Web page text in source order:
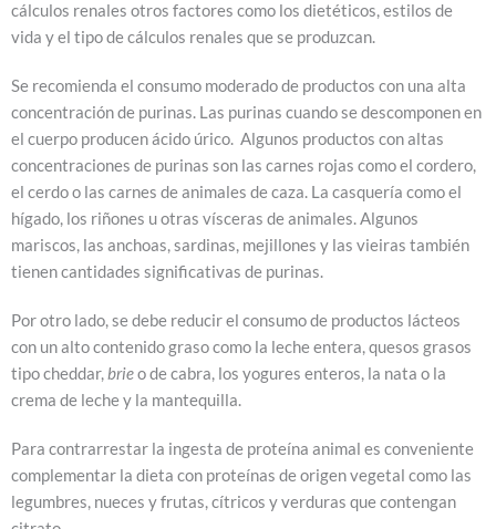
cálculos renales otros factores como los dietéticos, estilos de
vida y el tipo de cálculos renales que se produzcan.
Se recomienda el consumo moderado de productos con una alta
concentración de purinas. Las purinas cuando se descomponen en
el cuerpo producen ácido úrico. Algunos productos con altas
concentraciones de purinas son las carnes rojas como el cordero,
el cerdo o las carnes de animales de caza. La casquería como el
hígado, los riñones u otras vísceras de animales. Algunos
mariscos, las anchoas, sardinas, mejillones y las vieiras también
tienen cantidades significativas de purinas.
Por otro lado, se debe reducir el consumo de productos lácteos
con un alto contenido graso como la leche entera, quesos grasos
tipo cheddar,brieo de cabra, los yogures enteros, la nata o la
crema de leche y la mantequilla.
Para contrarrestar la ingesta de proteína animal es conveniente
complementar la dieta con proteínas de origen vegetal como las
legumbres, nueces y frutas, cítricos y verduras que contengan